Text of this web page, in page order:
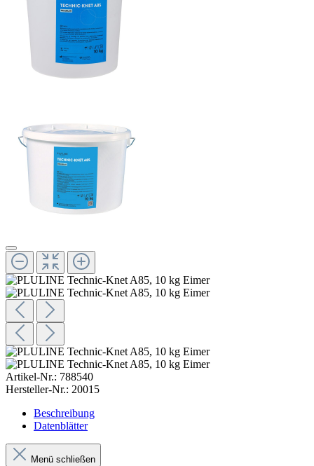
Artikel-Nr.: 788540
Hersteller-Nr.: 20015
Beschreibung
Datenblätter
Menü schließen